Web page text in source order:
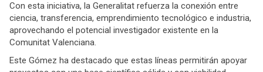
Con esta iniciativa, la Generalitat refuerza la conexión entre
ciencia, transferencia, emprendimiento tecnológico e industria,
aprovechando el potencial investigador existente en la
Comunitat Valenciana.
Este Gómez ha destacado que estas líneas permitirán apoyar